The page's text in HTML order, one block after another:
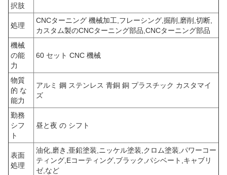
択肢
処理
CNCターニング 機械加工,フレーシング,掘削,磨削,切断,
カスタム製のCNCターニング部品,CNCターニング部品
機械
の能
力
60 セット CNC 機械
物質
的 な
能力
アルミ 鋼 ステンレス 青銅 銅 プラスチック カスタマイ
ズ
勤務
シフ
ト
昼と夜 の シフト
表面
処理
油化,磨き,亜鉛塗装,ニッケル塗装,クロム塗装,パワーコー
ティング,Eコーティング,ブラック,パシベート,キャブリ
ゼ,など